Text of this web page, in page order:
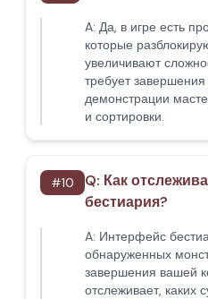
A: Да, в игре есть
которые
увеличивают
требует
демонстрации
и сортировки.
#10 Q: Как
бестиария?
A: Интерфейс
обнаруженных
завершения вашей
отслеживает, каких